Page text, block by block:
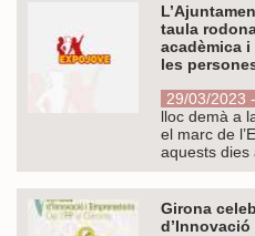
taula
acadèmica
les
29/03/2023
lloc demà a
el marc de
aquests dies
Girona
d’Innovació